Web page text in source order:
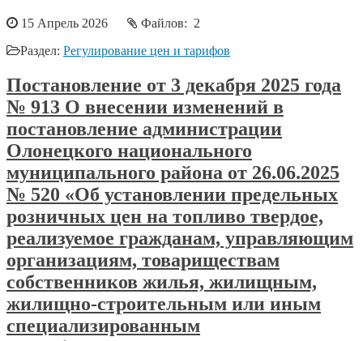
15 Апрель 2026
Файлов: 2
Раздел: Регулирование цен и тарифов
Постановление от 3 декабря 2025 года
№ 913 О внесении изменений в
постановление администрации
Олонецкого национального
муниципального района от 26.06.2025
№ 520 «Об установлении предельных
розничных цен на топливо твердое,
реализуемое гражданам, управляющим
организациям, товариществам
собственников жилья, жилищным,
жилищно-строительным или иным
специализированным